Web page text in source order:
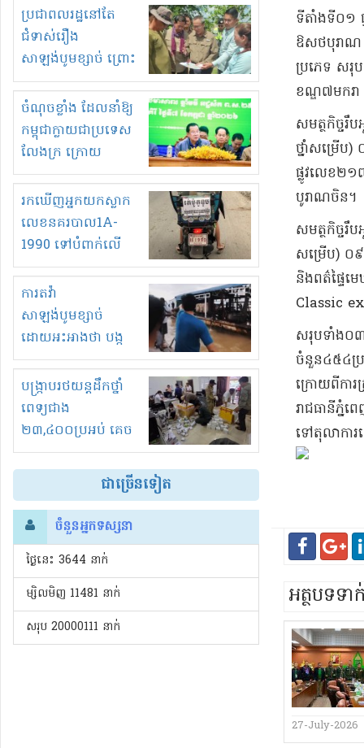
មួយចំនួនទៀត
កំពង់តែគុបគិតគ្នា
ធ្វើសកម្មភាពរកស៊ីនិង
ស្តុកទំនិញគេចពន្ធ?
ប្រជាពលរដ្ឋនៅតែ
ជំទាស់រឿង
សាឡង់បូមខ្សាច់ ព្រោះ
ខ្លាចបាក់ច្រាំងទៀត!
ចំណុចខ្លាំង ដែលនាំឱ្យ
កម្ពុជាក្លាយជាប្រទេស
លែងក្រ ក្រោយ
ឆ្នាំ២០៣០
រកឃើញអ្នកយកស្លាក
លេខនគរបាល1A-
1990 ទៅបំពាក់លើ
ម៉ូតូរបស់ខ្លួន ដាកផ្លាក
រត់ឌុបហើយ
ការតវ៉ា
សាឡង់បូមខ្សាច់
ដោយអះអាងថា បង្ក
បាក់ច្រាំងទន្លេ និង
រំខានទាំងយប់ទាំងថ្ងៃ
បង្ក្រាបរថយន្តដឹកថ្នាំ
ពេទ្យជាង
២៣,៤០០ប្រអប់ គេច
ពន្ធនិងអត់ច្បាប់នាំ
ចូល!?
ជាច្រើនទៀត
ចំនួនអ្នកទស្សនា
ថ្ងៃនេះ​ 3644 នាក់
ម្សិលមិញ 11481 នាក់
សរុប 20000111 នាក់
ទីតាំង​ទី​០១
ឱសថ​បុរាណ
ប្រភេទ ស
ខណ្ឌ​៧​មករ
សមត្ថកិច្ច​
ថ្នាំសម្រើ
ផ្លូវ​លេខ​២
បូរាណ​ចិន។
សមត្ថកិច្ច​
សម្រើប​) ០
និង​ព​ត៌​ផ្ទៃ
Classic
សរុប​ទាំង​០
ចំនួន​៤៥៤​ប្
ក្រោយពី​ការ
រាជធានី​ភ្នំ
ទៅ​តុលាការ​
អត្ថបទទ
27-July-2026